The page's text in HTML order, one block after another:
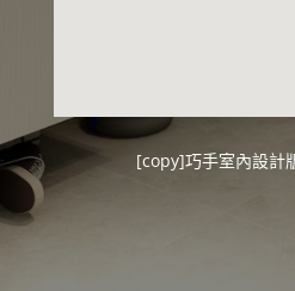
[copy]巧手室內設計